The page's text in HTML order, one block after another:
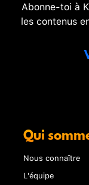
Abonne-toi à
les contenus
Qui
Nous connaître
L'équipe